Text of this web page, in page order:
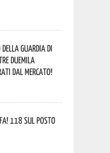
Guardia di
duemila
dal mercato!
118 sul posto